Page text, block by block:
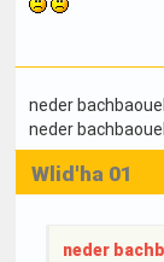
neder
neder
Wlid'ha 01
neder